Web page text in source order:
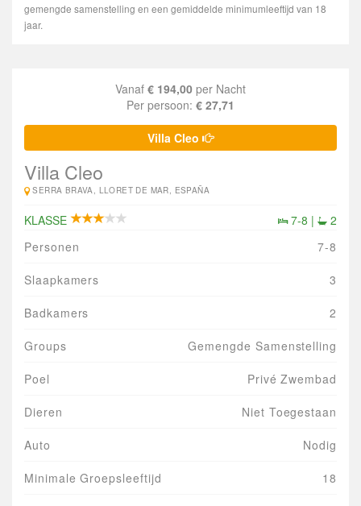
gemengde samenstelling en een gemiddelde minimumleeftijd van 18
jaar.
Vanaf € 194,00 per Nacht
Per persoon: € 27,71
Villa Cleo
Villa Cleo
SERRA BRAVA, LLORET DE MAR, ESPAÑA
KLASSE 7-8 |
2
Personen
7-8
Slaapkamers 3
Badkamers 2
Groups Gemengde Samenstelling
Poel Privé Zwembad
Dieren Niet Toegestaan
Auto Nodig
Minimale Groepsleeftijd 18